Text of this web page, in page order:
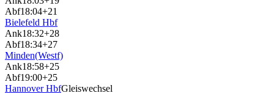
Abf18:04+21
Bielefeld Hbf
Ank18:32+28
Abf18:34+27
Minden(Westf)
Ank18:58+25
Abf19:00+25
Hannover HbfGleiswechsel